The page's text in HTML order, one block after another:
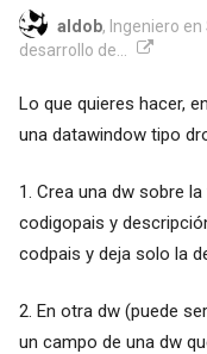
aldob, Ingeniero
desarrollo de...
Lo que quieres hacer,
una datawindow tipo
1. Crea una dw sobre
codigopais y
codpais y deja solo la
2. En otra dw (puede
un campo de una dw